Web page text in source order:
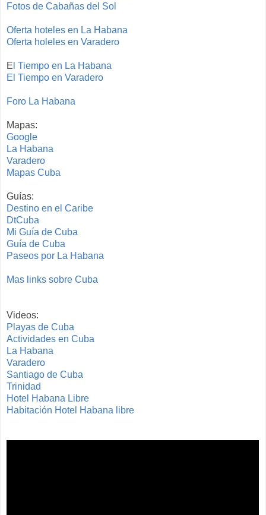
Fotos de Cabañas del Sol
Oferta hoteles en La Habana
Oferta holeles en Varadero
E l Tiempo en La Habana
El Tiempo en Varadero
Foro La Habana
Mapas:
Google
La Habana
Varadero
Mapas Cuba
Guías:
Destino en el Caribe
DtCuba
Mi Guía de Cuba
Guía de Cuba
Paseos por La Habana
Mas links sobre Cuba
Videos:
Playas de Cuba
Actividades en Cuba
La Habana
Varadero
Santiago de Cuba
Trinidad
Hotel Habana Libre
Habitación Hotel Habana libre